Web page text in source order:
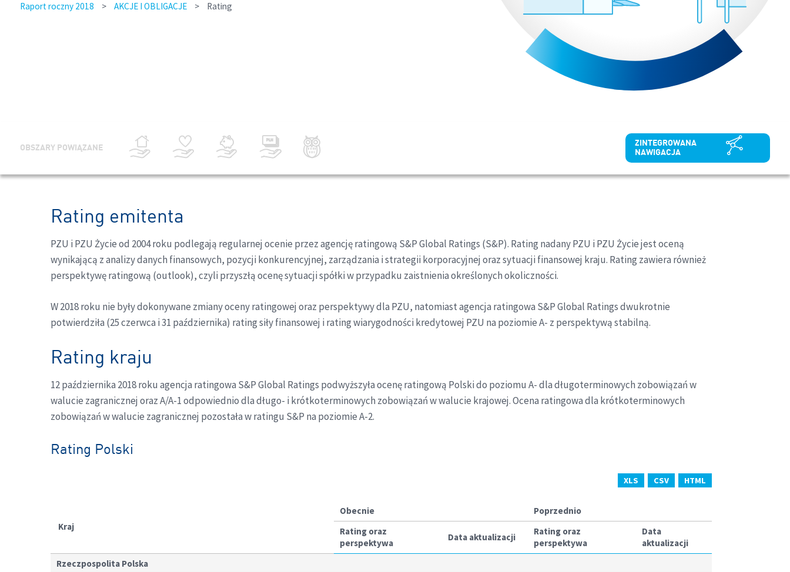
Raport roczny 2018 > AKCJE I OBLIGACJE > Rating
OBSZARY POWIĄZANE
ZINTEGROWANA
NAWIGACJA
Rating emitenta
PZU i PZU Życie od 2004 roku podlegają regularnej ocenie przez agencję ratingową S&P Global Ratings (S&P). Rating nadany PZU i PZU Życie jest oceną
wynikającą z analizy danych finansowych, pozycji konkurencyjnej, zarządzania i strategii korporacyjnej oraz sytuacji finansowej kraju. Rating zawiera również
perspektywę ratingową (outlook), czyli przyszłą ocenę sytuacji spółki w przypadku zaistnienia określonych okoliczności.
W 2018 roku nie były dokonywane zmiany oceny ratingowej oraz perspektywy dla PZU, natomiast agencja ratingowa S&P Global Ratings dwukrotnie
potwierdziła (25 czerwca i 31 października) rating siły finansowej i rating wiarygodności kredytowej PZU na poziomie A- z perspektywą stabilną.
Rating kraju
12 października 2018 roku agencja ratingowa S&P Global Ratings podwyższyła ocenę ratingową Polski do poziomu A- dla długoterminowych zobowiązań w
walucie zagranicznej oraz A/A-1 odpowiednio dla długo- i krótkoterminowych zobowiązań w walucie krajowej. Ocena ratingowa dla krótkoterminowych
zobowiązań w walucie zagranicznej pozostała w ratingu S&P na poziomie A-2.
Rating Polski
XLS CSV HTML
Kraj
Obecnie
Poprzednio
Rating oraz
perspektywa
Data aktualizacji
Rating oraz
perspektywa
Data
aktualizacji
Rzeczpospolita Polska